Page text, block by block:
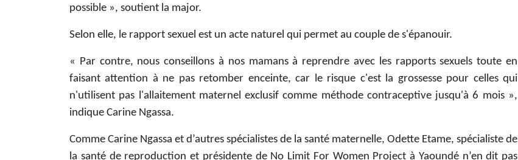
possible », soutient la major.
Selon elle, le rapport sexuel est un acte naturel qui permet au couple de s'épanouir.
« Par contre, nous conseillons à nos mamans à reprendre avec les rapports sexuels toute en
faisant attention à ne pas retomber enceinte, car le risque c'est la grossesse pour celles qui
n'utilisent pas l'allaitement maternel exclusif comme méthode contraceptive jusqu'à 6 mois »,
indique Carine Ngassa.
Comme Carine Ngassa et d’autres spécialistes de la santé maternelle, Odette Etame, spécialiste de
la santé de reproduction et présidente de No Limit For Women Project à Yaoundé n’en dit pas